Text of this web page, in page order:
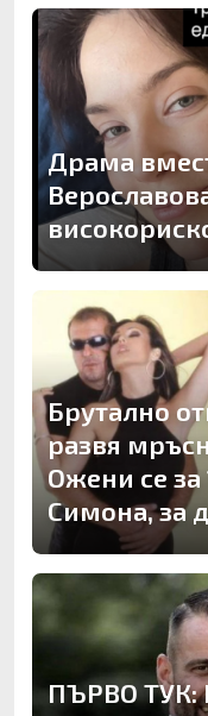
Драма
Брутално
развя
Ожени се за
Симона, за
ПЪРВО ТУК: